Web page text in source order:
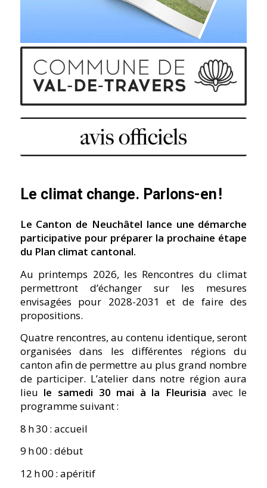
Le climat change. Parlons-en !
Le Canton de Neuchâtel lance une démarche
participative pour préparer la prochaine étape
du Plan climat cantonal.
Au printemps 2026, les Rencontres du climat
permettront d’échanger sur les mesures
envisagées pour 2028-2031 et de faire des
propositions.
Quatre rencontres, au contenu identique, seront
organisées dans les différentes régions du
canton afin de permettre au plus grand nombre
de participer. L’atelier dans notre région aura
lieu le samedi 30 mai à la Fleurisia avec le
programme suivant :
8 h 30 : accueil
9 h 00 : début
12 h 00 : apéritif